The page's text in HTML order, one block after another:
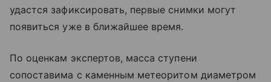
удастся зафиксировать, первые снимки могут
появиться уже в ближайшее время.
По оценкам экспертов, масса ступени
сопоставима с каменным метеоритом диаметром